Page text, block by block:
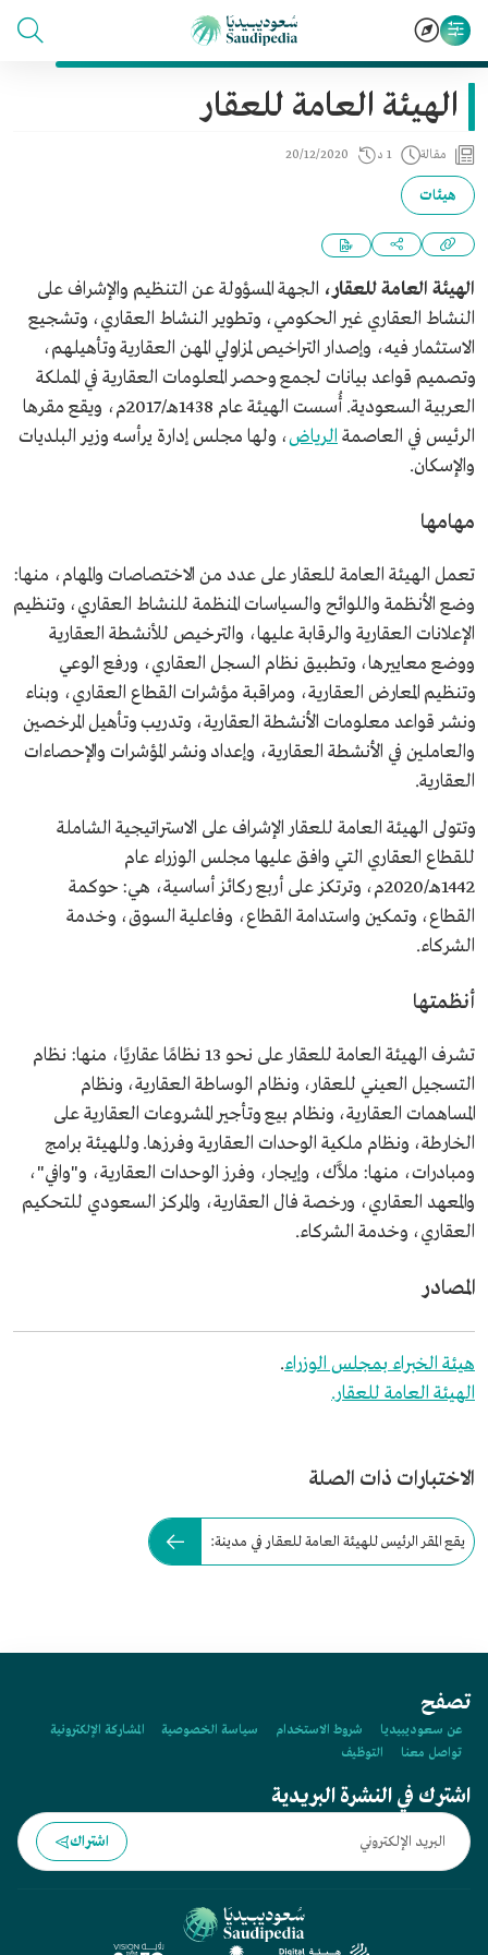
الهيئة العامة للعقار
مقالة 1 د 20/12/2020
هيئات
الهيئة العامة للعقار، الجهة المسؤولة عن التنظيم والإشراف على
النشاط العقاري غير الحكومي، وتطوير النشاط العقاري، وتشجيع
الاستثمار فيه، وإصدار التراخيص لمزاولي المهن العقارية وتأهيلهم،
وتصميم قواعد بيانات لجمع وحصر المعلومات العقارية في المملكة
العربية السعودية. أُسست الهيئة عام 1438هـ/2017م، ويقع مقرها
الرئيس في العاصمة الرياض، ولها مجلس إدارة يرأسه وزير البلديات
والإسكان.
مهامها
تعمل الهيئة العامة للعقار على عدد من الاختصاصات والمهام، منها:
وضع الأنظمة واللوائح والسياسات المنظمة للنشاط العقاري، وتنظيم
الإعلانات العقارية والرقابة عليها، والترخيص للأنشطة العقارية
ووضع معاييرها، وتطبيق نظام السجل العقاري، ورفع الوعي
وتنظيم المعارض العقارية، ومراقبة مؤشرات القطاع العقاري، وبناء
ونشر قواعد معلومات الأنشطة العقارية، وتدريب وتأهيل المرخصين
والعاملين في الأنشطة العقارية، وإعداد ونشر المؤشرات والإحصاءات
العقارية.
وتتولى الهيئة العامة للعقار الإشراف على الاستراتيجية الشاملة
للقطاع العقاري التي وافق عليها مجلس الوزراء عام
1442هـ/2020م، وترتكز على أربع ركائز أساسية، هي: حوكمة
القطاع، وتمكين واستدامة القطاع، وفاعلية السوق، وخدمة
الشركاء.
أنظمتها
تشرف الهيئة العامة للعقار على نحو 13 نظامًا عقاريًا، منها: نظام
التسجيل العيني للعقار، ونظام الوساطة العقارية، ونظام
المساهمات العقارية، ونظام بيع وتأجير المشروعات العقارية على
الخارطة، ونظام ملكية الوحدات العقارية وفرزها. وللهيئة برامج
ومبادرات، منها: ملاَّك، وإيجار، وفرز الوحدات العقارية، و"وافي"،
والمعهد العقاري، ورخصة فال العقارية، والمركز السعودي للتحكيم
العقاري، وخدمة الشركاء.
المصادر
هيئة الخبراء بمجلس الوزراء.
الهيئة العامة للعقار.
الاختبارات ذات الصلة
يقع المقر الرئيس للهيئة العامة للعقار في مدينة:
تصفح
عن سعوديبيديا شروط الاستخدام سياسة الخصوصية
المشاركة الإلكترونية
تواصل معنا
التوظيف
اشترك في النشرة البريدية
اشتراك